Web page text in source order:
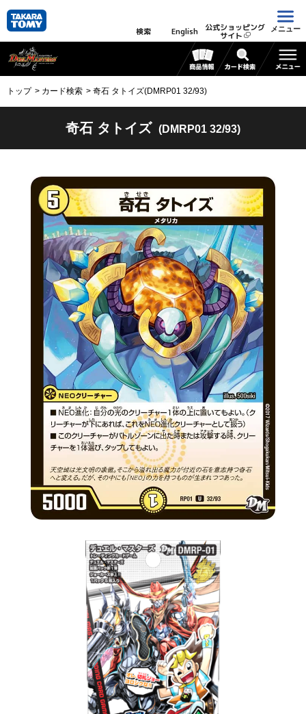
検索 English 公式ショッピング
サイト
メニュー
トップ カード検索 奇石 タトイズ(DMRP01 32/93)
奇石 タトイズ (DMRP01 32/93)